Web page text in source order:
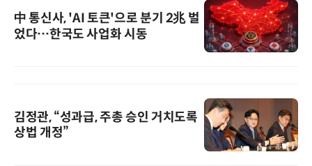
中 통신사, 'AI 토큰'으로 분기 2兆 벌
었다…한국도 사업화 시동
김정관, “성과급, 주총 승인 거치도록
상법 개정”